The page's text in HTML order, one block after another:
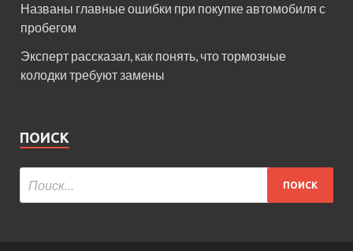
Названы главные ошибки при покупке автомобиля с
пробегом
Эксперт рассказал, как понять, что тормозные
колодки требуют замены
ПОИСК